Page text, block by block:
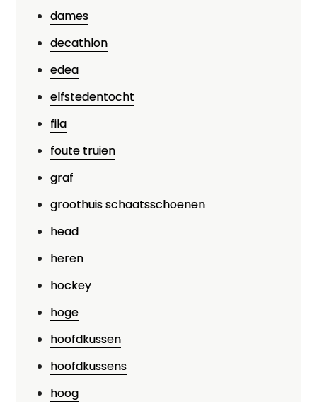
dames
decathlon
edea
elfstedentocht
fila
foute truien
graf
groothuis schaatsschoenen
head
heren
hockey
hoge
hoofdkussen
hoofdkussens
hoog